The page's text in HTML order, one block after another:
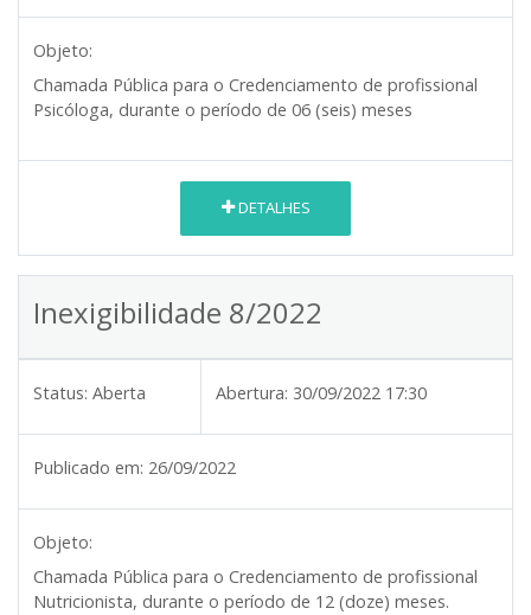
Objeto:
Chamada Pública para o Credenciamento de profissional
Psicóloga, durante o período de 06 (seis) meses
DETALHES
Inexigibilidade 8/2022
Status: Aberta Abertura: 30/09/2022 17:30
Publicado em: 26/09/2022
Objeto:
Chamada Pública para o Credenciamento de profissional
Nutricionista, durante o período de 12 (doze) meses.